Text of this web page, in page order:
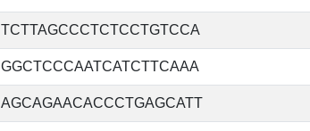
TCTTAGCCCTCTCCTGTCCA
GGCTCCCAATCATCTTCAAA
AGCAGAACACCCTGAGCATT